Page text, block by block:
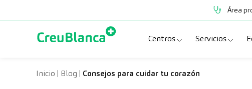
Área
Centros
Clínica CreuBlanca
Servicios
Inicio | Blog | Consejos para cuidar tu corazón